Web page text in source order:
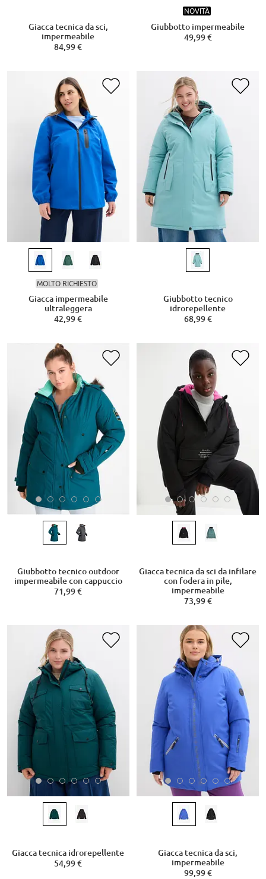
Giacca tecnica da sci,
impermeabile
84,99 €
NOVITÀ
Giubbotto impermeabile
49,99 €
MOLTO RICHIESTO
Giacca impermeabile
ultraleggera
42,99 €
Giubbotto tecnico
idrorepellente
68,99 €
Giubbotto tecnico outdoor
impermeabile con cappuccio
71,99 €
Giacca tecnica da sci da infilare
con fodera in pile,
impermeabile
73,99 €
Giacca tecnica idrorepellente
54,99 €
Giacca tecnica da sci,
impermeabile
99,99 €